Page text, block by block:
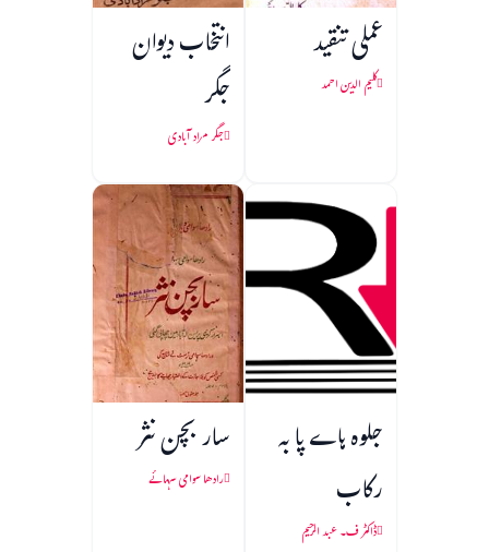
عملی تنقید
کلیم الدین احمد
انتخاب دیوان
جگر
جگر مراد آبادی
جلوہ ہاے پا به
رکاب
ڈاکٹر ف۔ عبد الرحیم
سار بچن نثر
رادھا سوامی سہائے